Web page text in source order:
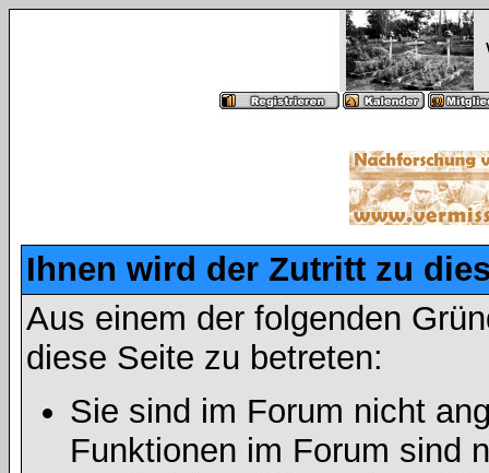
Ihnen wird der Zutritt zu
Aus einem der folgenden
diese Seite zu betreten:
Sie sind im Forum nicht
Funktionen im Forum sind